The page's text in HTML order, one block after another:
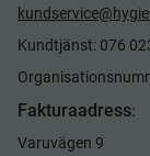
Kundtjänst: 076
Fakturaadress:
Varuvägen 9